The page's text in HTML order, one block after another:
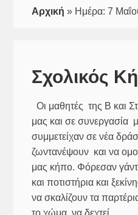
Αρχική » Ημέρα:7
Σχολικός
Οι μαθητές της Β και
μας και σε συνεργασία
συμμετείχαν σε νέα
ζωντανέψουν και να
μας κήπο. Φόρεσαν
και ποτιστήρια και
να σκαλίζουν τα
το χώμα να δεχτεί